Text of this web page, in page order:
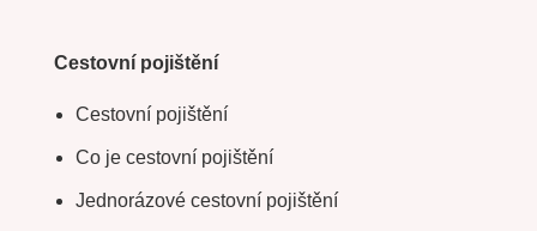
Cestovní pojištění
Cestovní pojištění
Co je cestovní pojištění
Jednorázové cestovní pojištění